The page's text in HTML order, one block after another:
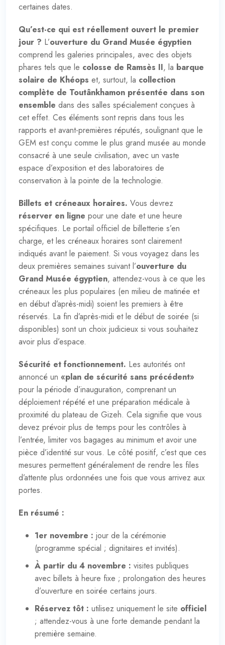
certaines dates.
Qu’est-ce qui est réellement ouvert le premier
jour ? L’ouverture du Grand Musée égyptien
comprend les galeries principales, avec des objets
phares tels que le colosse de Ramsès II, la barque
solaire de Khéops et, surtout, la collection
complète de Toutânkhamon présentée dans son
ensemble dans des salles spécialement conçues à
cet effet. Ces éléments sont repris dans tous les
rapports et avant-premières réputés, soulignant que le
GEM est conçu comme le plus grand musée au monde
consacré à une seule civilisation, avec un vaste
espace d’exposition et des laboratoires de
conservation à la pointe de la technologie.
Billets et créneaux horaires. Vous devrez
réserver en ligne pour une date et une heure
spécifiques. Le portail officiel de billetterie s’en
charge, et les créneaux horaires sont clairement
indiqués avant le paiement. Si vous voyagez dans les
deux premières semaines suivant l’ouverture du
Grand Musée égyptien, attendez-vous à ce que les
créneaux les plus populaires (en milieu de matinée et
en début d’après-midi) soient les premiers à être
réservés. La fin d’après-midi et le début de soirée (si
disponibles) sont un choix judicieux si vous souhaitez
avoir plus d’espace.
Sécurité et fonctionnement. Les autorités ont
annoncé un «plan de sécurité sans précédent»
pour la période d’inauguration, comprenant un
déploiement répété et une préparation médicale à
proximité du plateau de Gizeh. Cela signifie que vous
devez prévoir plus de temps pour les contrôles à
l’entrée, limiter vos bagages au minimum et avoir une
pièce d’identité sur vous. Le côté positif, c’est que ces
mesures permettent généralement de rendre les files
d’attente plus ordonnées une fois que vous arrivez aux
portes.
En résumé :
1er novembre : jour de la cérémonie
(programme spécial ; dignitaires et invités).
À partir du 4 novembre : visites publiques
avec billets à heure fixe ; prolongation des heures
d’ouverture en soirée certains jours.
Réservez tôt : utilisez uniquement le site officiel
; attendez-vous à une forte demande pendant la
première semaine.